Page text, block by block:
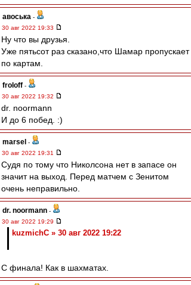
авоська -
30 авг 2022 19:33
Ну что вы друзья.
Уже пятьсот раз сказано,что Шамар пропускает
по картам.
froloff -
30 авг 2022 19:32
dr. noormann
И до 6 побед. :)
marsel -
30 авг 2022 19:31
Судя по тому что Николсона нет в запасе он
значит на выход. Перед матчем с Зенитом
очень неправильно.
dr. noormann -
30 авг 2022 19:29
kuzmichC » 30 авг 2022 19:22
С финала! Как в шахматах.